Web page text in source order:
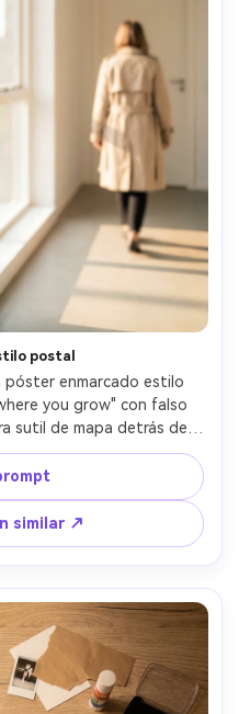
postal
póster enmarcado estilo
you grow" con falso
sutil de mapa detrás de
persona con gabardina
de día, Canon R5, 35mm
negativo, ambiente
impresión nítida,
--ar 4:5
similar ↗